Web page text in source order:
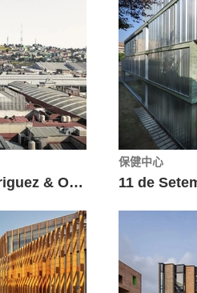
圣何塞综合楼 / FRPORodriguez & Oriol
保健中心